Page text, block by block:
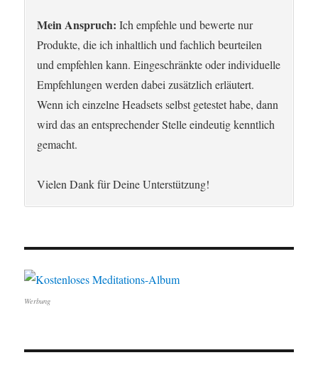
Mein Anspruch: Ich empfehle und bewerte nur
Produkte, die ich inhaltlich und fachlich beurteilen
und empfehlen kann. Eingeschränkte oder individuelle
Empfehlungen werden dabei zusätzlich erläutert.
Wenn ich einzelne Headsets selbst getestet habe, dann
wird das an entsprechender Stelle eindeutig kenntlich
gemacht.
Vielen Dank für Deine Unterstützung!
Werbung